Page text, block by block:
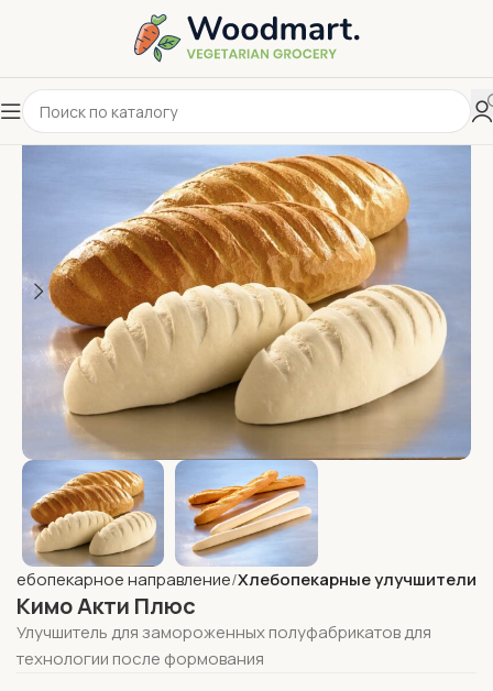
направление Хлебопекарные улучшители
Кимо Акти Плюс
Улучшитель для замороженных полуфабрикатов для
технологии после формования